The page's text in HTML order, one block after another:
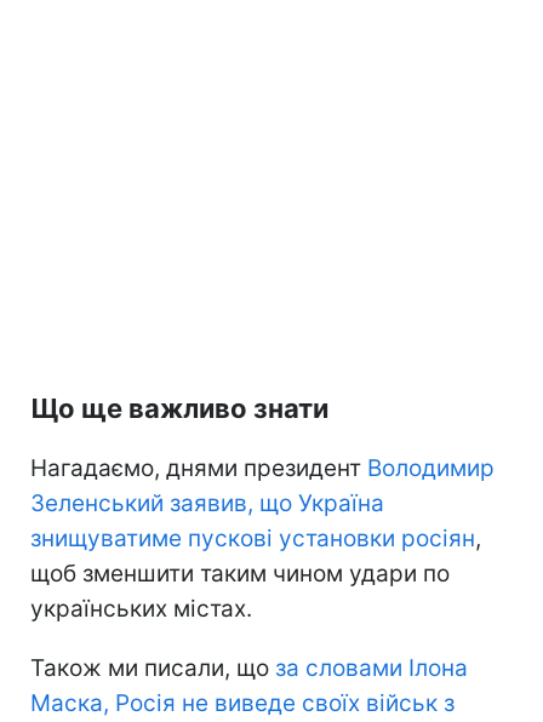
Що ще важливо знати
Нагадаємо, днями президент Володимир
Зеленський заявив, що Україна
знищуватиме пускові установки росіян,
щоб зменшити таким чином удари по
українських містах.
Також ми писали, що за словами Ілона
Маска, Росія не виведе своїх військ з